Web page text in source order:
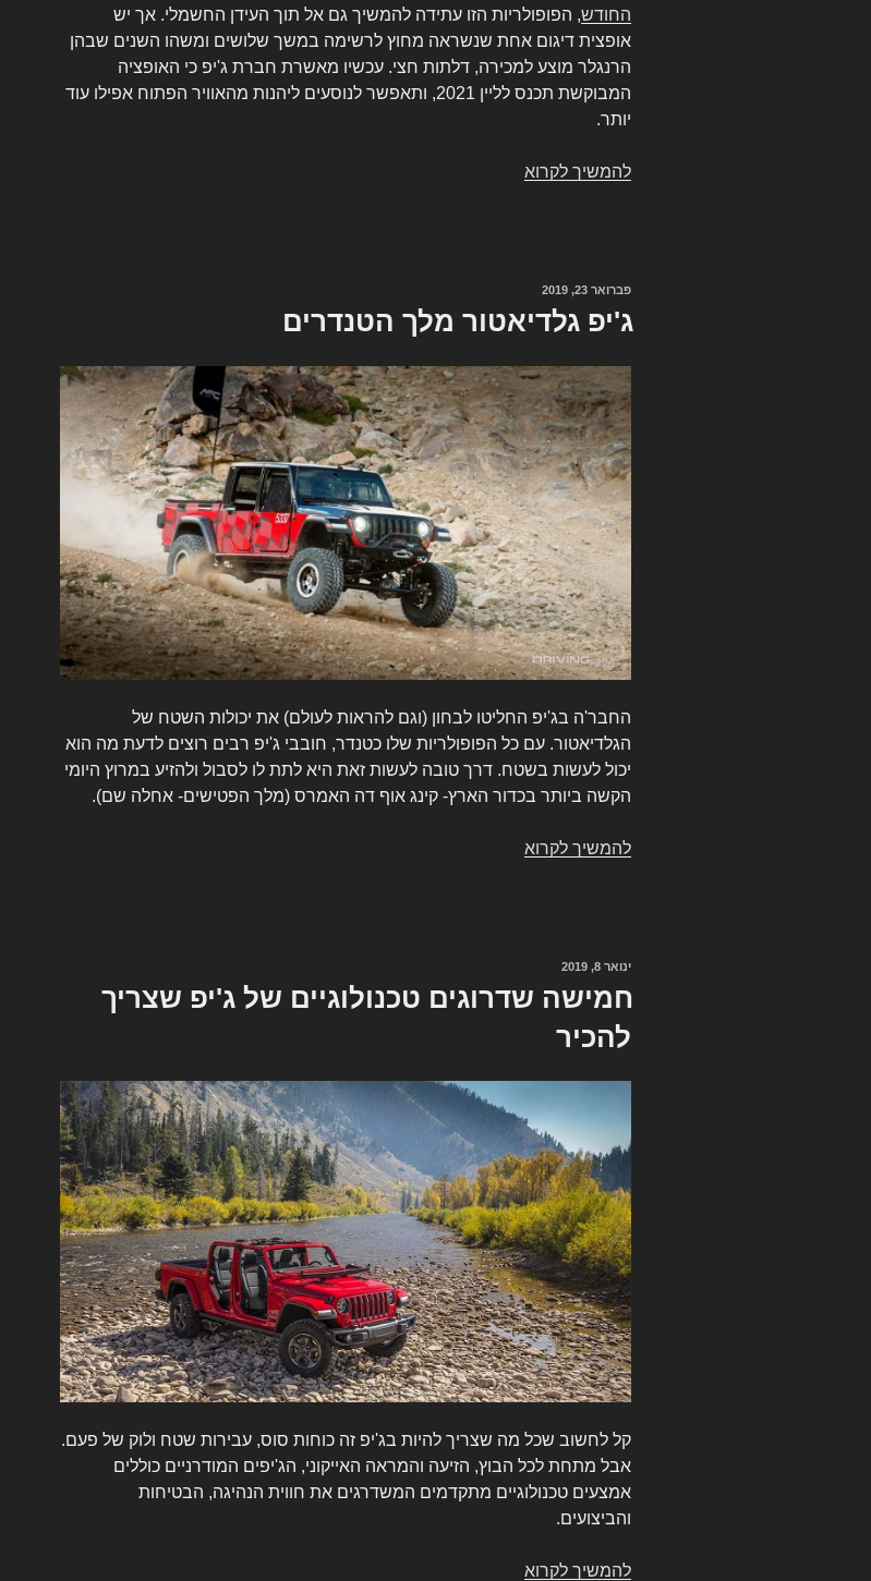
החודש, הפופולריות הזו עתידה להמשיך גם אל תוך העידן החשמלי. אך יש
אופצית דיגום אחת שנשראה מחוץ לרשימה במשך שלושים ומשהו השנים שבהן
הרנגלר מוצע למכירה, דלתות חצי. עכשיו מאשרת חברת ג'יפ כי האופציה
המבוקשת תכנס לליין 2021, ותאפשר לנוסעים ליהנות מהאוויר הפתוח אפילו עוד
יותר.
להמשיך לקרוא
מהמפעל!
פורסם
פברואר 23, 2019
ג'יפ גלדיאטור מלך הטנדרים
החבר'ה בג'יפ החליטו לבחון (וגם להראות לעולם) את יכולות השטח של
הגלדיאטור. עם כל הפופולריות שלו כטנדר, חובבי ג'יפ רבים רוצים לדעת מה הוא
יכול לעשות בשטח. דרך טובה לעשות זאת היא לתת לו לסבול ולהזיע במרוץ היומי
הקשה ביותר בכדור הארץ- קינג אוף דה האמרס (מלך הפטישים- אחלה שם).
להמשיך לקרוא
פורסם
ינואר 8, 2019
חמישה שדרוגים טכנולוגיים של ג'יפ שצריך
להכיר
קל לחשוב שכל מה שצריך להיות בג'יפ זה כוחות סוס, עבירות שטח ולוק של פעם.
אבל מתחת לכל הבוץ, הזיעה והמראה האייקוני, הג'יפים המודרניים כוללים
אמצעים טכנולוגיים מתקדמים המשדרגים את חווית הנהיגה, הבטיחות
והביצועים.
להמשיך לקרוא